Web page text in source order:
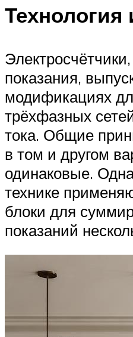
Технология
показания,
модификациях
трёхфазных
тока. Общие
в том и другом
одинаковые.
технике
блоки для
показаний